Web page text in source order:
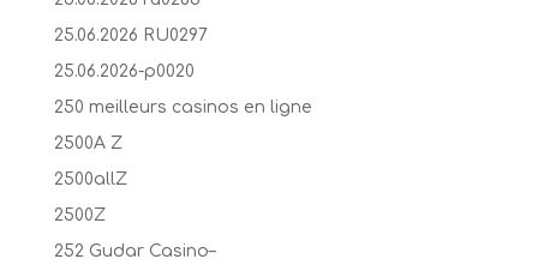
25.06.2026 RU0297
25.06.2026-p0020
250 meilleurs casinos en ligne
2500A Z
2500allZ
2500Z
252 Gudar Casino–